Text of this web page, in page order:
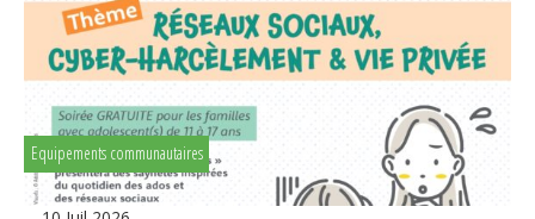
Equipements communautaires